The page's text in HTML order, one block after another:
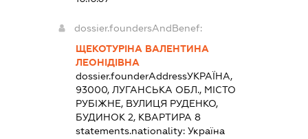
dossier.foundersAndBenef:
ЩЕКОТУРІНА ВАЛЕНТИНА
ЛЕОНІДІВНА
dossier.founderAddressУКРАЇНА,
93000, ЛУГАНСЬКА ОБЛ., МІСТО
РУБІЖНЕ, ВУЛИЦЯ РУДЕНКО,
БУДИНОК 2, КВАРТИРА 8
statements.nationality: Україна